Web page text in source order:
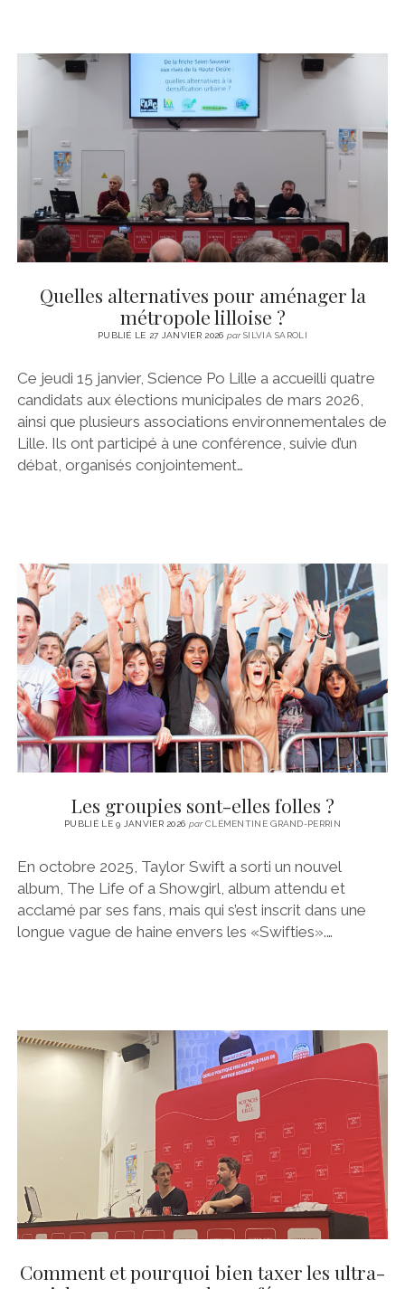
Quelles alternatives pour aménager la
métropole lilloise ?
PUBLIÉ LE 27 JANVIER 2026 parSILVIA SAROLI
Ce jeudi 15 janvier, Science Po Lille a accueilli quatre
candidats aux élections municipales de mars 2026,
ainsi que plusieurs associations environnementales de
Lille. Ils ont participé à une conférence, suivie d’un
débat, organisés conjointement…
Les groupies sont-elles folles ?
PUBLIÉ LE 9 JANVIER 2026 parCLÉMENTINE GRAND-PERRIN
En octobre 2025, Taylor Swift a sorti un nouvel
album, The Life of a Showgirl, album attendu et
acclamé par ses fans, mais qui s’est inscrit dans une
longue vague de haine envers les «Swifties».…
Comment et pourquoi bien taxer les ultra-